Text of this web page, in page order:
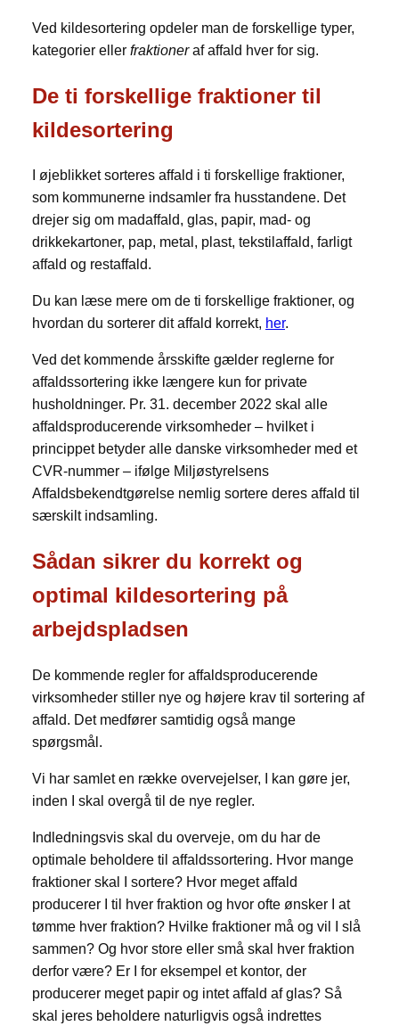
Ved kildesortering opdeler man de forskellige typer,
kategorier eller fraktioneraf affald hver for sig.
De ti forskellige fraktioner til
kildesortering
I øjeblikket sorteres affald i ti forskellige fraktioner,
som kommunerne indsamler fra husstandene. Det
drejer sig om madaffald, glas, papir, mad- og
drikkekartoner, pap, metal, plast, tekstilaffald, farligt
affald og restaffald.
Du kan læse mere om de ti forskellige fraktioner, og
hvordan du sorterer dit affald korrekt, her.
Ved det kommende årsskifte gælder reglerne for
affaldssortering ikke længere kun for private
husholdninger. Pr. 31. december 2022 skal alle
affaldsproducerende virksomheder – hvilket i
princippet betyder alle danske virksomheder med et
CVR-nummer – ifølge Miljøstyrelsens
Affaldsbekendtgørelse nemlig sortere deres affald til
særskilt indsamling.
Sådan sikrer du korrekt og
optimal kildesortering på
arbejdspladsen
De kommende regler for affaldsproducerende
virksomheder stiller nye og højere krav til sortering af
affald. Det medfører samtidig også mange
spørgsmål.
Vi har samlet en række overvejelser, I kan gøre jer,
inden I skal overgå til de nye regler.
Indledningsvis skal du overveje, om du har de
optimale beholdere til affaldssortering. Hvor mange
fraktioner skal I sortere? Hvor meget affald
producerer I til hver fraktion og hvor ofte ønsker I at
tømme hver fraktion? Hvilke fraktioner må og vil I slå
sammen? Og hvor store eller små skal hver fraktion
derfor være? Er I for eksempel et kontor, der
producerer meget papir og intet affald af glas? Så
skal jeres beholdere naturligvis også indrettes